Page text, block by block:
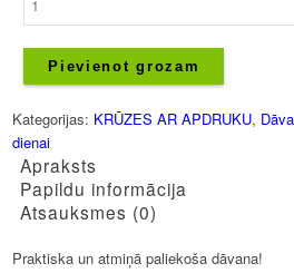
dienu!
daudzums
Pievienot grozam
Kategorijas: KRŪZES AR APDRUKU,
dienai
Apraksts
Papildu informācija
Atsauksmes (0)
Praktiska un atmiņā paliekoša dāvana!